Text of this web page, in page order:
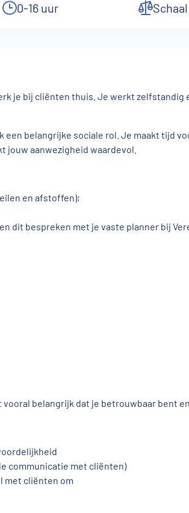
0-16 uur
je bij cliënten thuis. Je werkt
een belangrijke sociale rol. Je maakt tijd
jouw aanwezigheid waardevol.
en afstoffen);
dit bespreken met je vaste planner bij
belangrijk dat je betrouwbaar bent
communicatie met cliënten)
met cliënten om